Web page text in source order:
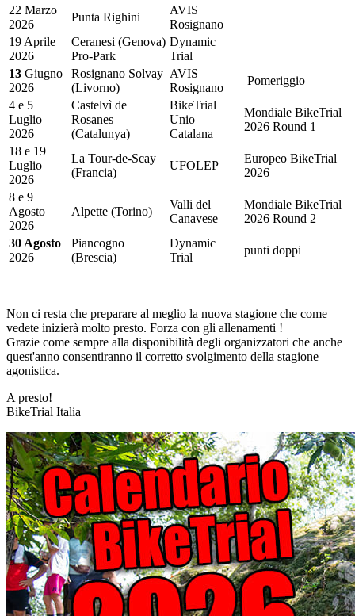
22 Marzo
2026
Punta Righini
AVIS
Rosignano
19 Aprile
2026
Ceranesi (Genova)
Pro-Park
Dynamic
Trial
13 Giugno
2026
Rosignano Solvay
(Livorno)
AVIS
Rosignano
Pomeriggio
4 e 5
Luglio
2026
Castelvì de
Rosanes
(Catalunya)
BikeTrial
Unio
Catalana
Mondiale BikeTrial
2026 Round 1
18 e 19
Luglio
2026
La Tour-de-Scay
(Francia)
UFOLEP
Europeo BikeTrial
2026
8 e 9
Agosto
2026
Alpette (Torino)
Valli del
Canavese
Mondiale BikeTrial
2026 Round 2
30 Agosto
2026
Piancogno
(Brescia)
Dynamic
Trial
punti doppi
Non ci resta che preparare al meglio la nuova stagione che come
vedete inizierà molto presto. Forza con gli allenamenti !
Grazie come sempre alla disponibilità degli organizzatori che anche
quest'anno consentiranno il corretto svolgimento della stagione
agonistica.
A presto!
BikeTrial Italia